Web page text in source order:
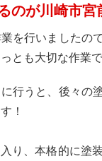
のが川崎市宮
を行いましたの
とも大切な作業で
行うと、後々の
！
り、本格的に塗